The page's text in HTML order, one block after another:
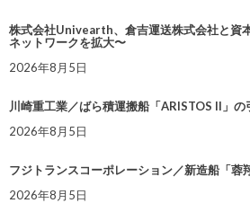
株式会社Univearth、倉吉運送株式会社と資
ネットワークを拡大〜
2026年8月5日
川崎重工業／ばら積運搬船「ARISTOS II」の
2026年8月5日
フジトランスコーポレーション／新造船「蓉
2026年8月5日